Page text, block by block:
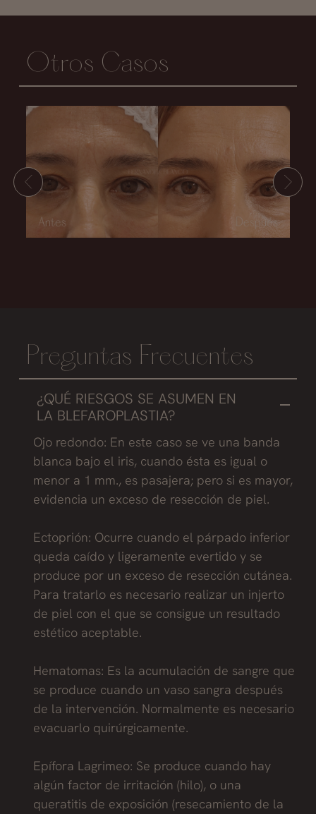
Otros Casos
Preguntas Frecuentes
¿QUÉ RIESGOS SE ASUMEN EN
LA BLEFAROPLASTIA?
Ojo redondo: En este caso se ve una banda
blanca bajo el iris, cuando ésta es igual o
menor a 1 mm., es pasajera; pero si es mayor,
evidencia un exceso de resección de piel.
Ectoprión: Ocurre cuando el párpado inferior
queda caído y ligeramente evertido y se
produce por un exceso de resección cutánea.
Para tratarlo es necesario realizar un injerto
de piel con el que se consigue un resultado
estético aceptable.
Hematomas: Es la acumulación de sangre que
se produce cuando un vaso sangra después
de la intervención. Normalmente es necesario
evacuarlo quirúrgicamente.
Epífora Lagrimeo: Se produce cuando hay
algún factor de irritación (hilo), o una
queratitis de exposición (resecamiento de la